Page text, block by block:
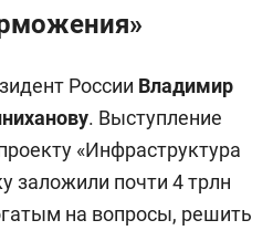
России Владимир
. Выступление
«Инфраструктура
заложили почти 4 трлн
на вопросы, решить